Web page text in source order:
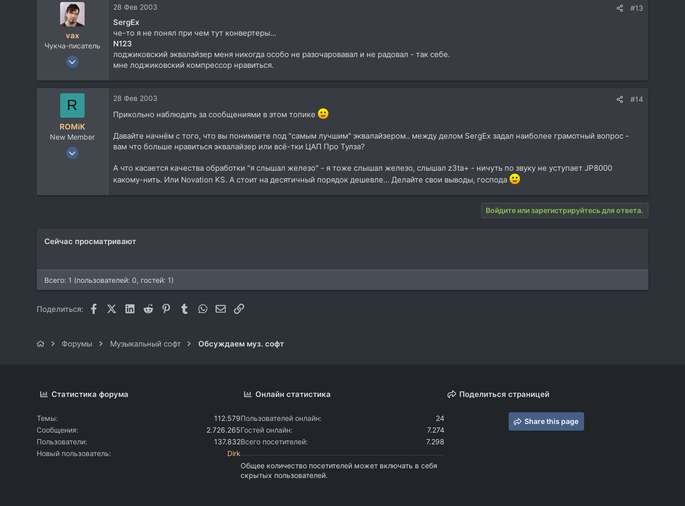
vax
Чукча-писатель
13 Ноя 2002
Kiev/UA
www.andivaxmastering.com
28 Фев 2003 #13
SergEx
че-то я не понял при чем тут конвертеры...
N123
лоджиковский эквалайзер меня никогда особо не разочаровавал и не радовал - так себе.
мне лоджиковский компрессор нравиться.
R
ROMiK
New Member
27 Янв 2003
28 Фев 2003 #14
Прикольно наблюдать за сообщениями в этом топике
Давайте начнём с того, что вы понимаете под "самым лучшим" эквалайзером.. между делом SergEx задал наиболее грамотный вопрос -
вам что больше нравиться эквалайзер или всё-тки ЦАП Про Тулза?
А что касается качества обработки "я слышал железо" - я тоже слышал железо, слышал z3ta+ - ничуть по звуку не уступает JP8000
какому-нить. Или Novation KS. А стоит на десятичный порядок дешевле... Делайте свои выводы, господа
Войдите или зарегистрируйтесь для ответа.
Сейчас просматривают
Всего: 1 (пользователей: 0, гостей: 1)
Поделиться: FacebookX (Twitter)
LinkedIn
Reddit Pinterest
TumblrWhatsAppЭлектронная почта
Ссылка
Форумы Музыкальный софт Обсуждаем муз. софт
Статистика форума
Темы
112.579
Сообщения
2.726.265
Пользователи
137.832
Новый пользователь
Dirk
Онлайн статистика
Пользователей онлайн
24
Гостей онлайн
7.274
Всего посетителей
7.298
Общее количество посетителей может включать в себя
скрытых пользователей.
Поделиться страницей
Share this page